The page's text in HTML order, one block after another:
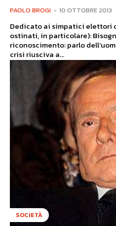
PAOLO BROGI - 10 OTTOBRE 2013
Dedicato ai simpatici elettori
ostinati, in particolare):
riconoscimento: parlo
crisi riusciva a...
SOCIETÀ